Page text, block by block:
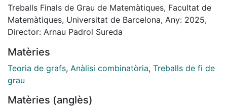
fins cent vint-i-cinc anys més tard des del primer
plantejament, l’any 1977, que es va demostrar el
resultat. La prova, a càrrec de K. Appel i W. Haken, va
demostrar resultats matemàtics. Precisament per
aquest motiu, la demostració va generar prou
controvèrsia.
discutirem l’estratègia utilitzada per la primera i la
Treballs Finals de Grau de Matemàtiques, Facultat de
Matemàtiques, Universitat de Barcelona, Any: 2025,
Director: Arnau Padrol Sureda
Matèries
Teoria de grafs, Anàlisi combinatòria, Treballs de fi de
grau
Matèries (anglès)